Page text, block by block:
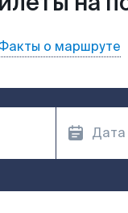
о маршруте